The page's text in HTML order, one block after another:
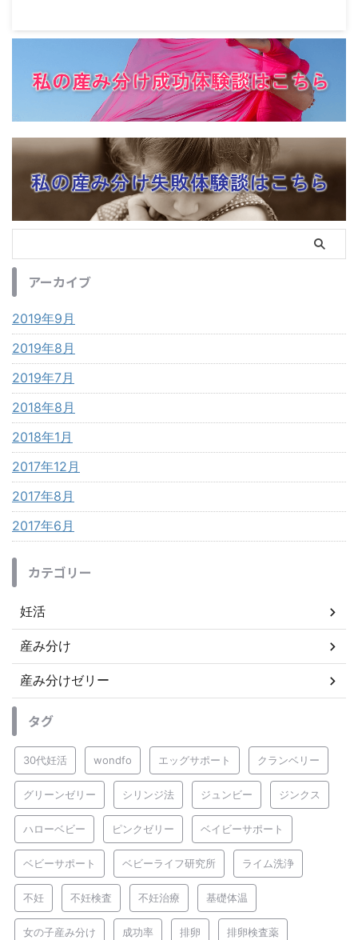
アーカイブ
2019年9月
2019年8月
2019年7月
2018年8月
2018年1月
2017年12月
2017年8月
2017年6月
カテゴリー
妊活
産み分け
産み分けゼリー
タグ
30代妊活 wondfo エッグサポート クランベリー
グリーンゼリー シリンジ法 ジュンビー ジンクス
ハローベビー ピンクゼリー ベイビーサポート
ベビーサポート ベビーライフ研究所 ライム洗浄
不妊 不妊検査 不妊治療 基礎体温
女の子産み分け 成功率 排卵 排卵検査薬